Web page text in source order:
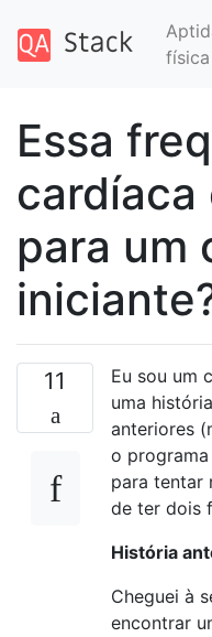
física
Essa
cardíaca
para um
11
Eu sou um
uma
anteriores
o
para tentar
de ter dois
História
Cheguei à
encontrar